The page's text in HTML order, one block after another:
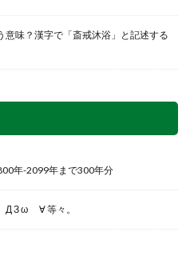
意味？漢字で「斎戒沐浴」と記述する
年-2099年まで300年分
З ω ゞ∀ 等々。